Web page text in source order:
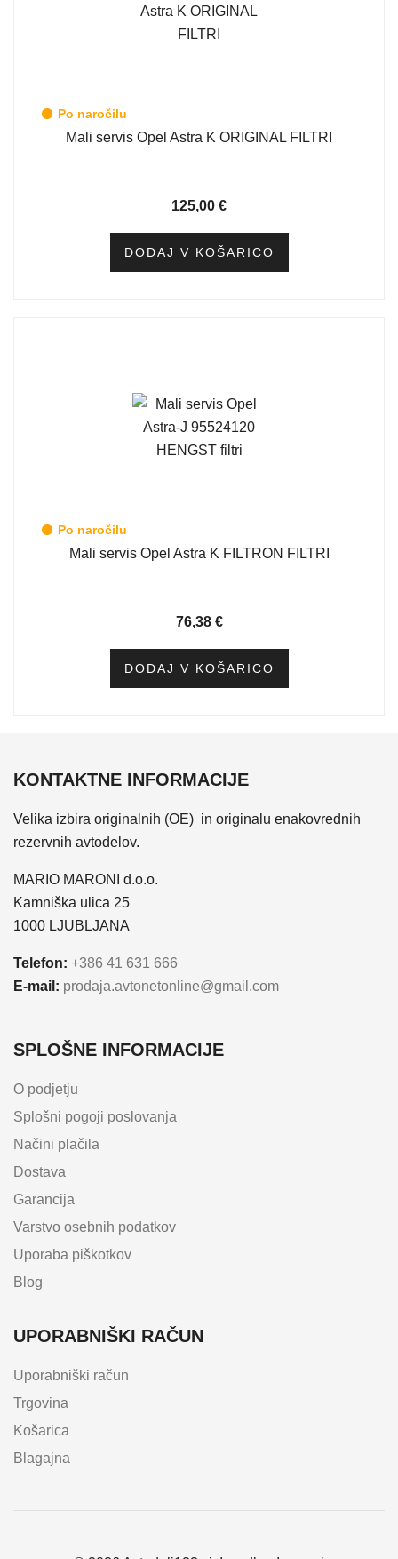
Po naročilu
Mali servis Opel Astra K ORIGINAL FILTRI
125,00 €
DODAJ V KOŠARICO
Po naročilu
Mali servis Opel Astra K FILTRON FILTRI
76,38 €
DODAJ V KOŠARICO
KONTAKTNE INFORMACIJE
Velika izbira originalnih (OE) in originalu enakovrednih
rezervnih avtodelov.
MARIO MARONI d.o.o.
Kamniška ulica 25
1000 LJUBLJANA
Telefon: +386 41 631 666
E-mail: prodaja.avtonetonline@gmail.com
SPLOŠNE INFORMACIJE
O podjetju
Splošni pogoji poslovanja
Načini plačila
Dostava
Garancija
Varstvo osebnih podatkov
Uporaba piškotkov
Blog
UPORABNIŠKI RAČUN
Uporabniški račun
Trgovina
Košarica
Blagajna